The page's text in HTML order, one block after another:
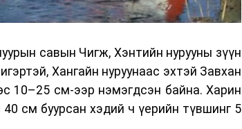
савын Чигж, Хэнтийн нурууны зүүн
Хангайн нуруунаас эхтэй Завхан
10–25 см-ээр нэмэгдсэн байна. Харин
см буурсан хэдий ч үерийн түвшинг 5